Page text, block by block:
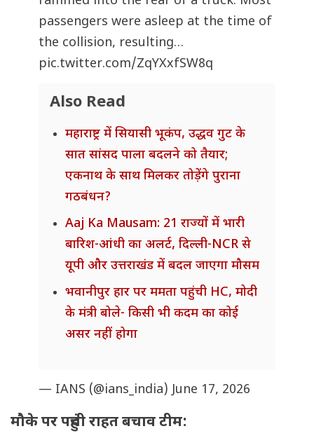
passengers were asleep at the time of
the collision, resulting…
pic.twitter.com/ZqYXxfSW8q
Also Read
महाराष्ट्र में सियासी भूकंप, उद्धव गुट के
सात सांसद पाला बदलने को तैयार;
एकनाथ के साथ मिलकर तोड़ेंगे पुराना
गठबंधन?
Aaj Ka Mausam: 21 राज्यों में भारी
बारिश-आंधी का अलर्ट, दिल्ली-NCR से
यूपी और उत्तराखंड में बदल जाएगा मौसम
भवानीपुर हार पर ममता पहुंची HC, मोदी
के मंत्री बोले- किसी भी कदम का कोई
असर नहीं होगा
— IANS (@ians_india)June 17, 2026
मौके पर पहुंची राहत बचाव टीम: